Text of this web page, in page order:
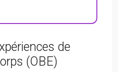
de
(OBE)